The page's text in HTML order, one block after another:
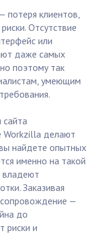
потеря клиентов,
Отсутствие
или
даже самых
поэтому так
умеющим
сайта
Workzilla делают
найдете опытных
именно на такой
владеют
Заказивая
—
до
риски и